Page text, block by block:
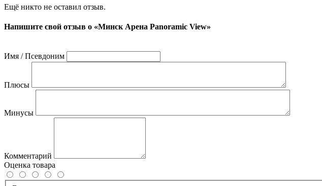
Ещё никто не оставил отзыв.
Напишите свой отзыв о «Минск Арена Panoramic View»
Имя / Псевдоним
Плюсы
Минусы
Комментарий
Оценка товара